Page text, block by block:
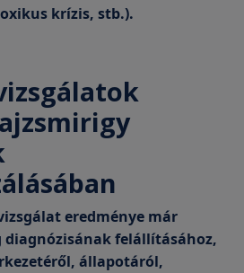
krízis, stb.).
eredménye már
diagnózisának felállításához,
állapotáról,